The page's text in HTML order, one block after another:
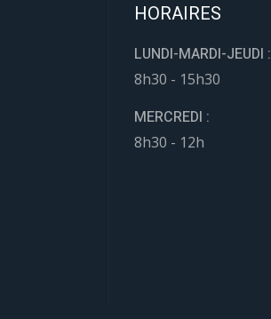
HORAIRES
LUNDI-MARDI-JEUDI :
8h30 - 15h30
MERCREDI :
8h30 - 12h